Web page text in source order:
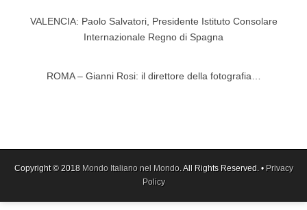
VALENCIA: Paolo Salvatori, Presidente Istituto Consolare
Internazionale Regno di Spagna
ROMA – Gianni Rosi: il direttore della fotografia…
Copyright © 2018 Mondo Italiano nel Mondo. All Rights Reserved. • Privacy
Policy